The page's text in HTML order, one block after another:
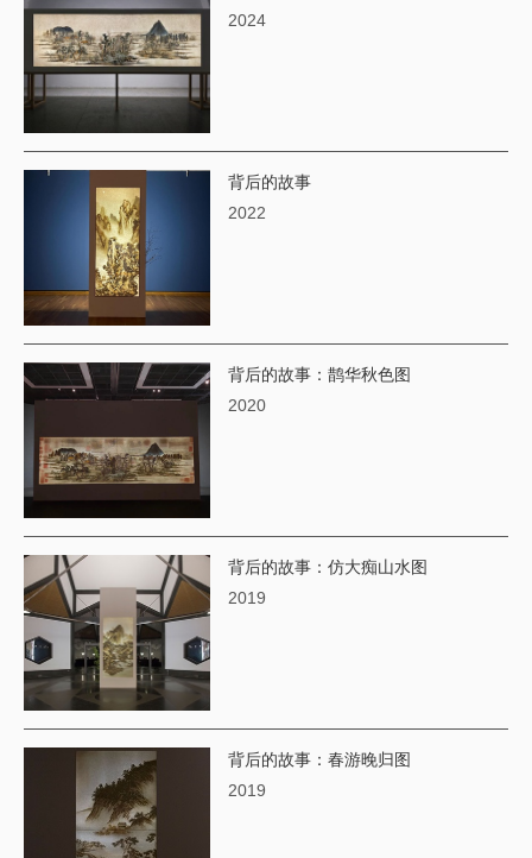
2024
背后的故事
2022
背后的故事：鹊华秋色图
2020
​背后的故事：仿大痴山水图
2019
背后的故事：春游晚归图
2019